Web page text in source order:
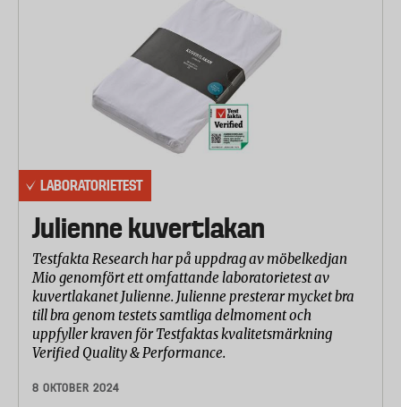
LABORATORIETEST
Julienne kuvertlakan
Testfakta Research har på uppdrag av möbelkedjan
Mio genomfört ett omfattande laboratorietest av
kuvertlakanet Julienne. Julienne presterar mycket bra
till bra genom testets samtliga delmoment och
uppfyller kraven för Testfaktas kvalitetsmärkning
Verified Quality & Performance.
8 OKTOBER 2024